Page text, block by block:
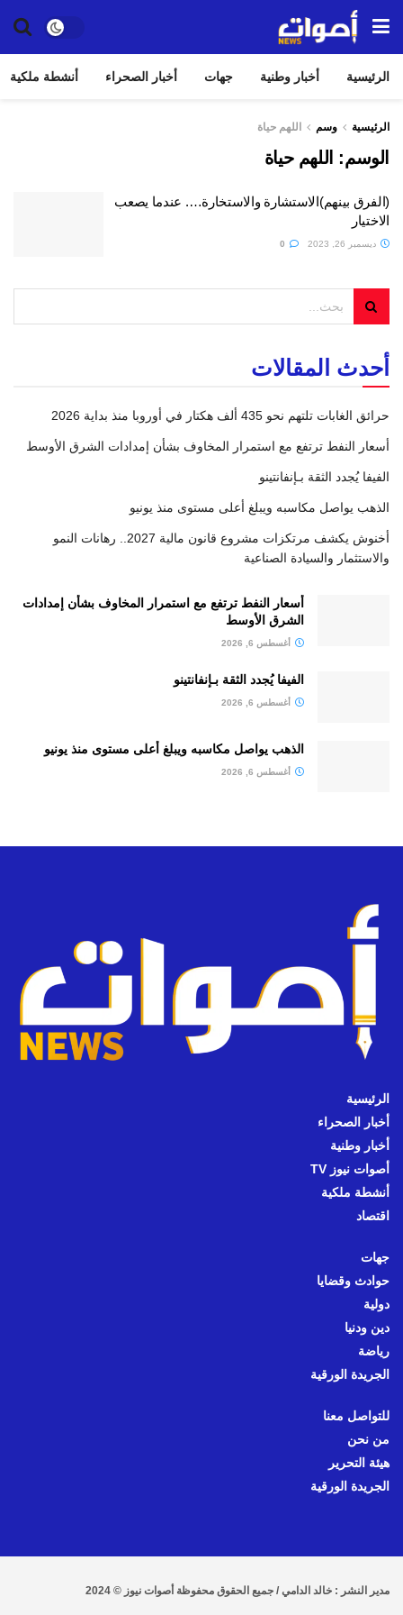
الرئيسية أخبار وطنية جهات أخبار الصحراء أنشطة ملكية
الرئيسية وسم اللهم حياة
الوسم: اللهم حياة
(الفرق بينهم)الاستشارة والاستخارة…. عندما يصعب
الاختيار
ديسمبر 26, 2023
أحدث المقالات
حرائق الغابات تلتهم نحو 435 ألف هكتار في أوروبا منذ بداية 2026
أسعار النفط ترتفع مع استمرار المخاوف بشأن إمدادات الشرق الأوسط
الفيفا يُجدد الثقة بـإنفانتينو
الذهب يواصل مكاسبه ويبلغ أعلى مستوى منذ يونيو
أخنوش يكشف مرتكزات مشروع قانون مالية 2027.. رهانات النمو
والاستثمار والسيادة الصناعية
أسعار النفط ترتفع مع استمرار المخاوف بشأن إمدادات
الشرق الأوسط
أغسطس 6, 2026
الفيفا يُجدد الثقة بـإنفانتينو
أغسطس 6, 2026
الذهب يواصل مكاسبه ويبلغ أعلى مستوى منذ يونيو
أغسطس 6, 2026
الرئيسية
أخبار الصحراء
أخبار وطنية
أصوات نيوز TV
أنشطة ملكية
اقتصاد
جهات
حوادث وقضايا
دولية
دين ودنيا
رياضة
الجريدة الورقية
للتواصل معنا
من نحن
هيئة التحرير
الجريدة الورقية
مدير النشر : خالد الدامي / جميع الحقوق محفوظة أصوات نيوز © 2024